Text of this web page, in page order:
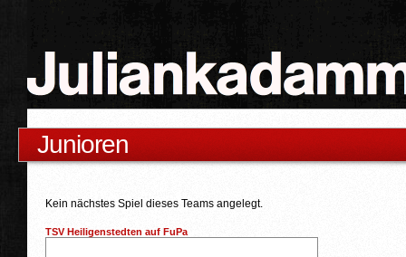
Junioren
Kein nächstes Spiel dieses Teams angelegt.
TSV Heiligenstedten auf FuPa